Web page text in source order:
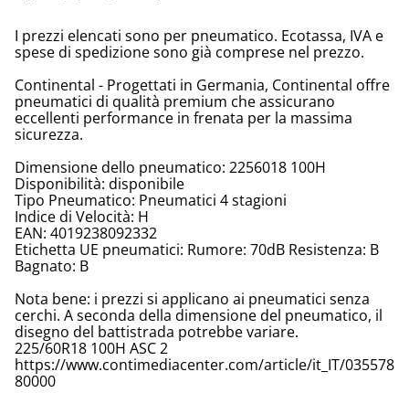
I prezzi elencati sono per pneumatico. Ecotassa, IVA e
spese di spedizione sono già comprese nel prezzo.
Continental - Progettati in Germania, Continental offre
pneumatici di qualità premium che assicurano
eccellenti performance in frenata per la massima
sicurezza.
Dimensione dello pneumatico: 2256018 100H
Disponibilità: disponibile
Tipo Pneumatico: Pneumatici 4 stagioni
Indice di Velocità: H
EAN: 4019238092332
Etichetta UE pneumatici: Rumore: 70dB Resistenza: B
Bagnato: B
Nota bene: i prezzi si applicano ai pneumatici senza
cerchi. A seconda della dimensione del pneumatico, il
disegno del battistrada potrebbe variare.
225/60R18 100H ASC 2
https://www.contimediacenter.com/article/it_IT/035578
80000